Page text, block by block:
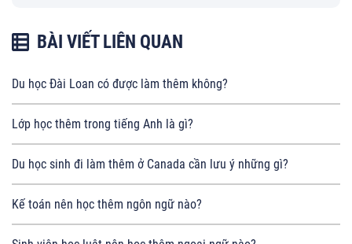
BÀI VIẾT LIÊN QUAN
Du học Đài Loan có được làm thêm không?
Lớp học thêm trong tiếng Anh là gì?
Du học sinh đi làm thêm ở Canada cần lưu ý những gì?
Kế toán nên học thêm ngôn ngữ nào?